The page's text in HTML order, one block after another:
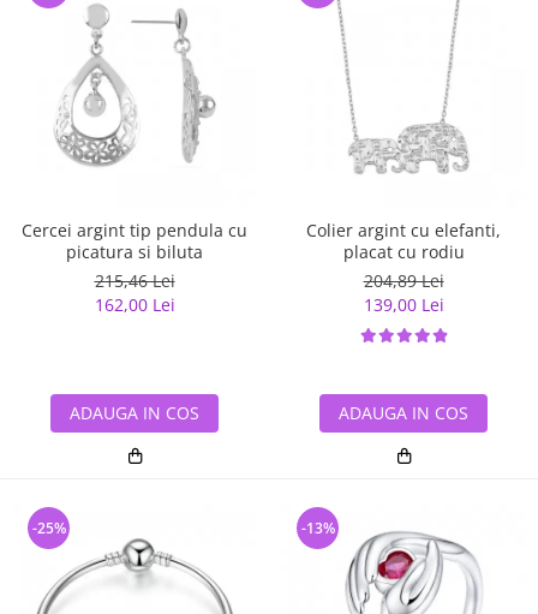
Cercei argint tip pendula cu
picatura si biluta
215,46 Lei
162,00 Lei
ADAUGA IN COS
Colier argint cu elefanti,
placat cu rodiu
204,89 Lei
139,00 Lei
ADAUGA IN COS
-25% -13%